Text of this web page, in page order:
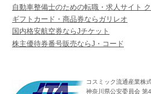
自動車整備士のための転職・求人サイト
ギフトカード・商品券ならガリレオ
国内格安航空券ならJチケット
株主優待券番号販売ならJ・コード
コスミック流通産業株
神奈川県公安委員会